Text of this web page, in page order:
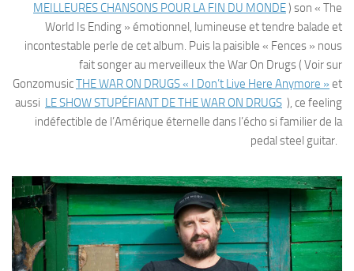
MEILLEURES CHANSONS POUR LA FIN DU MONDE ) son « The
World Is Ending » émotionnel, lumineuse et tendre balade et
incontestable perle de cet album. Puis la paisible « Fences » nous
fait songer au merveilleux the War On Drugs ( Voir sur
GonzomusicTHE WAR ON DRUGS « I Don’t Live Here Anymore » et
aussi LE SHOW STUPÉFIANT DE THE WAR ON DRUGS ), ce feeling
indéfectible de l’Amérique éternelle dans l’écho si familier de la
pedal steel guitar.